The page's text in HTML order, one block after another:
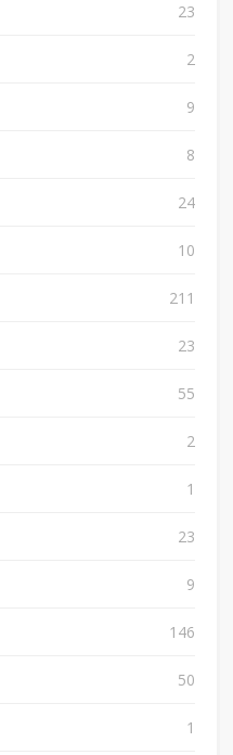
23
2
9
8
24
10
211
23
55
2
1
23
9
146
50
1